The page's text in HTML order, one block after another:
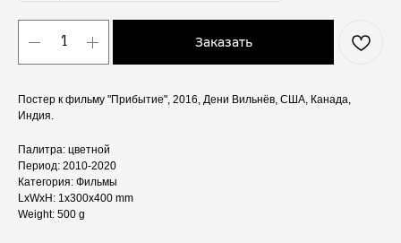
Заказать
Постер к фильму "Прибытие", 2016, Дени Вильнёв, США, Канада,
Индия.
Палитра: цветной
Период: 2010-2020
Категория: Фильмы
LxWxH: 1x300x400 mm
Weight: 500 g